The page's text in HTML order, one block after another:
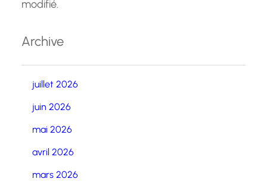
modifié.
Archive
juillet 2026
juin 2026
mai 2026
avril 2026
mars 2026